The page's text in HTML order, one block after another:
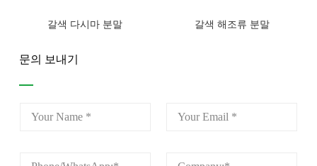
갈색 다시마 분말 갈색 해조류 분말
문의 보내기